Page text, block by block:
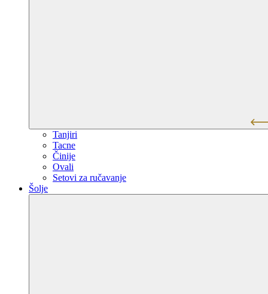
Tanjiri
Tacne
Činije
Ovali
Setovi za ručavanje
Šolje